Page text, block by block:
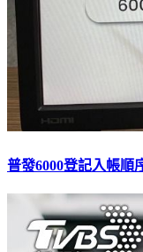
普發6000登記入帳順